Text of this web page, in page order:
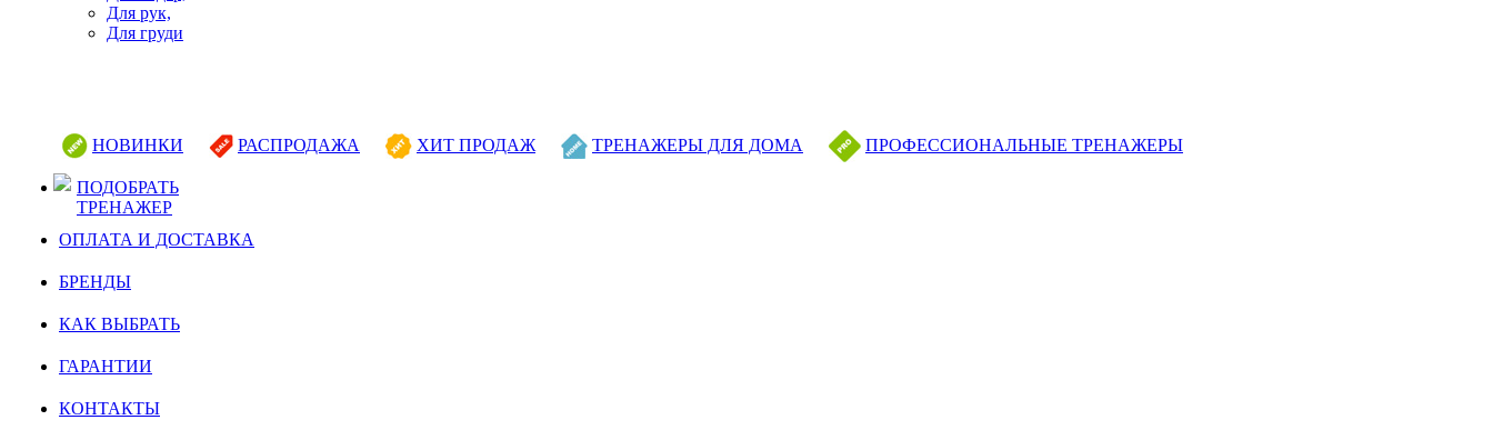
Для рук,
Для груди
НОВИНКИ РАСПРОДАЖА ХИТ ПРОДАЖ ТРЕНАЖЕРЫ ДЛЯ ДОМА ПРОФЕССИОНАЛЬНЫЕ ТРЕНАЖЕРЫ
ПОДОБРАТЬ
ТРЕНАЖЕР
ОПЛАТА И ДОСТАВКА
БРЕНДЫ
КАК ВЫБРАТЬ
ГАРАНТИИ
КОНТАКТЫ